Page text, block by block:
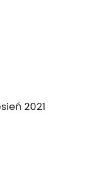
2021